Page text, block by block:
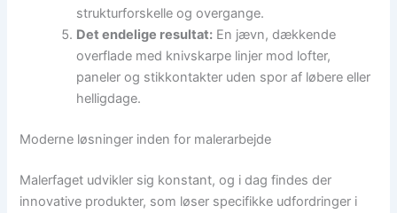
strukturforskelle og overgange.
Det endelige resultat: En jævn, dækkende
overflade med knivskarpe linjer mod lofter,
paneler og stikkontakter uden spor af løbere eller
helligdage.
Moderne løsninger inden for malerarbejde
Malerfaget udvikler sig konstant, og i dag findes der
innovative produkter, som løser specifikke udfordringer i